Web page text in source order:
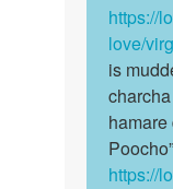
https://
love/
is
hamare
https://